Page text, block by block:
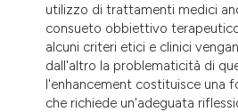
utilizzo di trattamenti medici
consueto obbiettivo
alcuni criteri etici e clinici
dall'altro la problematicità di
l'enhancement costituisce una
che richiede un'adeguata